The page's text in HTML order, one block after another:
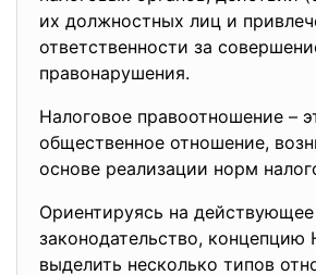
их должностных лиц и
ответственности за
правонарушения.
Налоговое правоотношение –
общественное отношение,
основе реализации норм
Ориентируясь на действующее
законодательство,
выделить несколько типов